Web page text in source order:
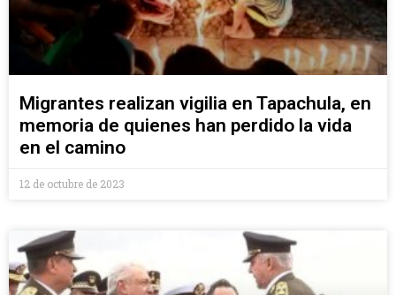
Migrantes realizan vigilia en Tapachula, en
memoria de quienes han perdido la vida
en el camino
12 de octubre de 2023